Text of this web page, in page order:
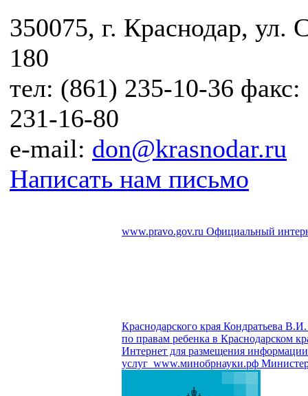
350075, г. Краснодар, ул.
180
тел: (861) 235-10-36
231-16-80
e-mail: don@krasnodar.ru
Написать нам письмо
www.pravo.gov.ru Официальный
Краснодарского края Кондратьева В.И.
по правам ребенка в Краснодарском
Интернет для размещения информации
услуг www.минобрнауки.рф